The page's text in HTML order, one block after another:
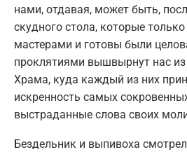
нами, отдавая, может быть,
скудного стола, которые
мастерами и готовы были
проклятиями вышвырнут нас из
Храма, куда каждый из них
искренность самых
выстраданные слова своих
Бездельник и выпивоха